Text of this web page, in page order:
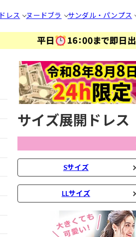
ドレス ヌードブラ サンダル・パンプス
サイズ展開ドレス
Sサイズ
LLサイズ